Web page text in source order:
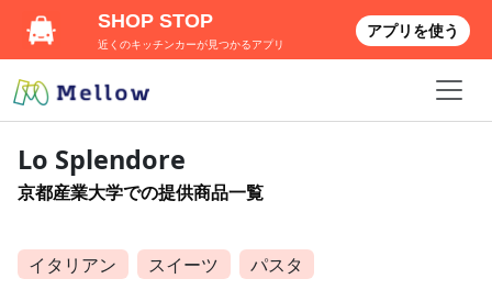
Lo Splendore
京都産業大学での提供商品一覧
イタリアン スイーツ パスタ
SHOP STOP
近くのキッチンカーが見つかるアプリ
アプリを使う